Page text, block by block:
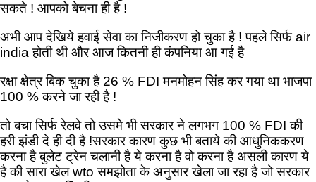
सकते ! आपको बेचना ही है !
अभी आप देखिये हवाई सेवा का निजीकरण हो चुका है ! पहले सिर्फ air
india होती थी और आज कितनी ही कंपनिया आ गई है
रक्षा क्षेत्र बिक चुका है 26 % FDI मनमोहन सिंह कर गया था भाजपा
100 % करने जा रही है !
तो बचा सिर्फ रेलवे तो उसमे भी सरकार ने लगभग 100 % FDI की
हरी झंडी दे ही दी है !सरकार कारण कुछ भी बताये की आधुनिककरण
करना है बुलेट ट्रेन चलानी है ये करना है वो करना है असली कारण ये
है की सारा खेल wto समझोता के अनुसार खेला जा रहा है जो सरकार